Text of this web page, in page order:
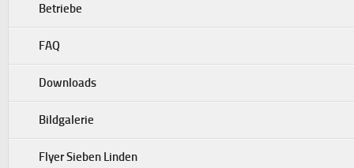
Betriebe
FAQ
Downloads
Bildgalerie
Flyer Sieben Linden